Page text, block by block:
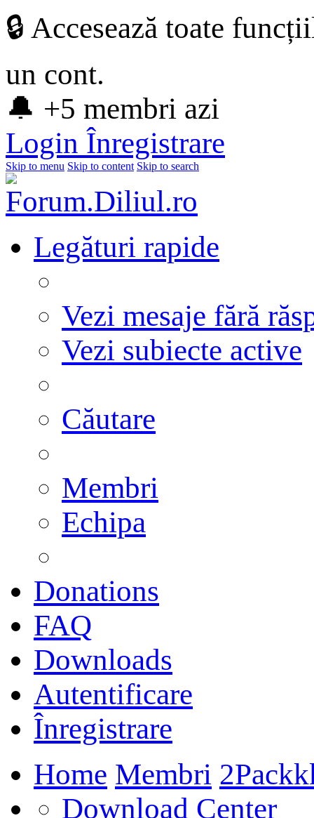
🔒 Accesează toate
un cont.
🔔 +5 membri azi
Login Înregistrare
Skip to menu Skip to content Skip to search
Legături rapide
Vezi mesaje fără
Vezi subiecte active
Căutare
Membri
Echipa
Donations
FAQ
Downloads
Autentificare
Înregistrare
Home Membri
Download Center